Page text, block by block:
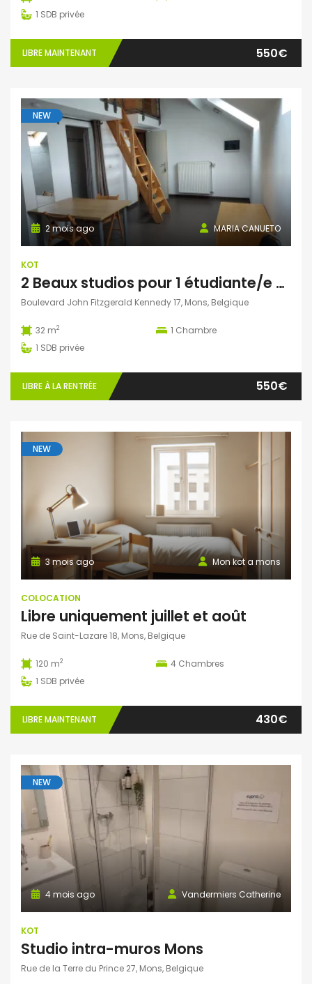
1 SDB privée
LIBRE MAINTENANT 550€
NEW
MARIA CANUETO
2 mois ago
KOT
2 Beaux studios pour 1 étudiante/e non domicilié/e à Mons
Boulevard John Fitzgerald Kennedy 17, Mons, Belgique
32 m2 1 Chambre
1 SDB privée
LIBRE À LA RENTRÉE 550€
NEW
Mon kot a mons
3 mois ago
COLOCATION
Libre uniquement juillet et août
Rue de Saint-Lazare 18, Mons, Belgique
120 m2 4 Chambres
1 SDB privée
LIBRE MAINTENANT 430€
NEW
Vandermiers Catherine
4 mois ago
KOT
Studio intra-muros Mons
Rue de la Terre du Prince 27, Mons, Belgique